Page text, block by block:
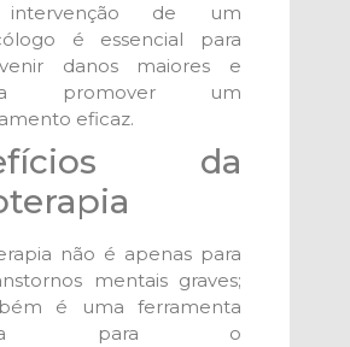
de um
é essencial para
danos maiores e
promover um
eficaz.
da
não é apenas para
mentais graves;
é uma ferramenta
para o